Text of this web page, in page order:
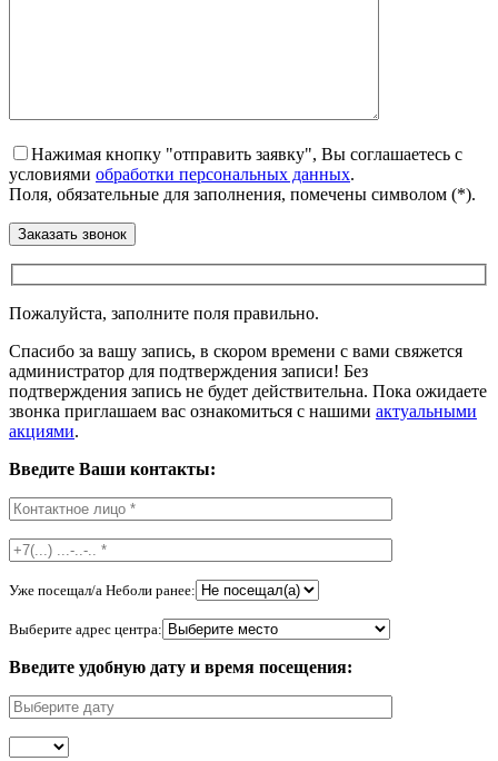
Нажимая кнопку "отправить заявку", Вы соглашаетесь с
условиями обработки персональных данных.
Поля, обязательные для заполнения, помечены символом (*).
Пожалуйста, заполните поля правильно.
Спасибо за вашу запись, в скором времени с вами свяжется
администратор для подтверждения записи! Без
подтверждения запись не будет действительна. Пока ожидаете
звонка приглашаем вас ознакомиться с нашими актуальными
акциями.
Введите Ваши контакты:
Уже посещал/а Неболи ранее:
Выберите адрес центра:
Введите удобную дату и время посещения: